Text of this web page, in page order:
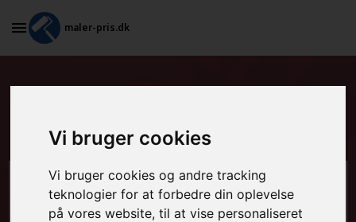
Vi bruger cookies
Vi bruger cookies og andre tracking
teknologier for at forbedre din oplevelse
på vores website, til at vise personaliseret
maler-pris.dk
vægge i Gadbjerg
Beregn prisen her